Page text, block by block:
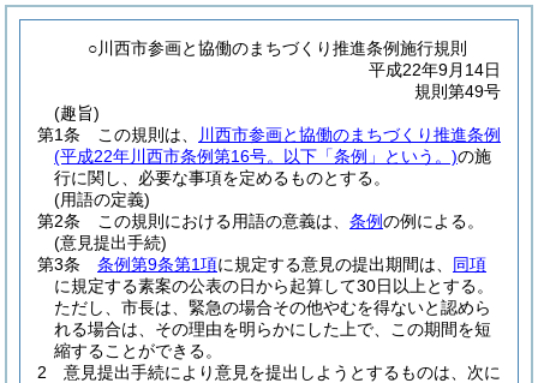
○川西市参画と協働のまちづくり推進条例施行規則
平成22年9月14日
規則第49号
(趣旨)
第1条
この規則は、
川西市参画と協働のまちづくり推進条例
(平成22年川西市条例第16号。以下「条例」という。)の施
行に関し、必要な事項を定めるものとする。
(用語の定義)
第2条
この規則における用語の意義は、 条例の例による。
(意見提出手続)
第3条
条例第9条第1項に規定する意見の提出期間は、 同項
に規定する素案の公表の日から起算して30日以上とする。
ただし、市長は、緊急の場合その他やむを得ないと認めら
れる場合は、その理由を明らかにした上で、この期間を短
縮することができる。
2
意見提出手続により意見を提出しようとするものは、次に